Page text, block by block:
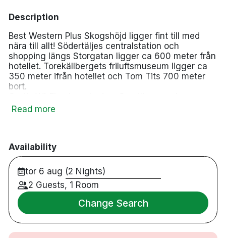
spaSpa
room_service local_laundry_service
Description
Best Western Plus Skogshöjd ligger fint till med
nära till allt! Södertäljes centralstation och
shopping längs Storgatan ligger ca 600 meter från
hotellet. Torekällbergets friluftsmuseum ligger ca
350 meter ifrån hotellet och Tom Tits 700 meter
bort.
parkettgolv, tv, skrivbord och eget badrum.
lättare rätter varje dag i veckan.
kostnad får du tillgång till vår SPA-avdelning med
pool och bastu.
225 rum
Parkering mot avgift
Read more
Availability
tor 6 aug (2 Nights)
2 Guests, 1 Room
Change Search